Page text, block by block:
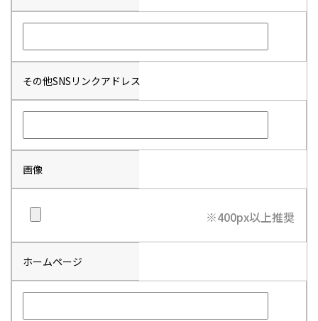
その他SNSリンクアドレス
画像
※400px以上推奨
ホームページ